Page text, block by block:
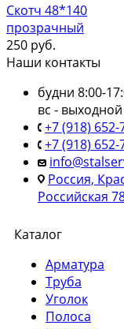
Скотч 48*140
прозрачный
250 руб.
Наши контакты
будни 8:00-
вс - выходной
+7 (918) 652-
+7 (918)
Россия,
Российская
Каталог
Арматура
Труба
Уголок
Полоса